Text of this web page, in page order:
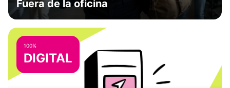
Fuera de la oficina
100%
DIGITAL